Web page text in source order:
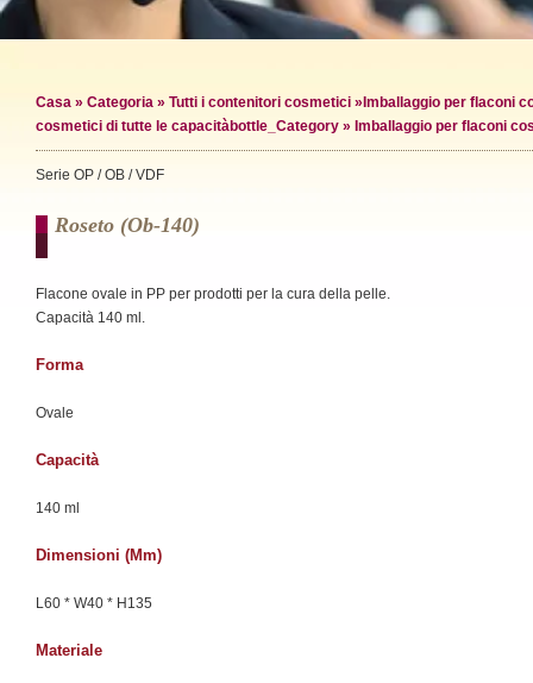
Casa » Categoria » Tutti i contenitori cosmetici » Imballaggio per flaconi
cosmetici di tutte le capacitàbottle_Category » Imballaggio per flaconi
Serie OP / OB / VDF
Roseto (ob-140)
Flacone ovale in PP per prodotti per la cura della pelle.
Capacità 140 ml.
Forma
Ovale
Capacità
140 ml
Dimensioni (mm)
L60 * W40 * H135
Materiale